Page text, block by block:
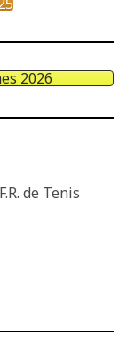
2026
de Tenis